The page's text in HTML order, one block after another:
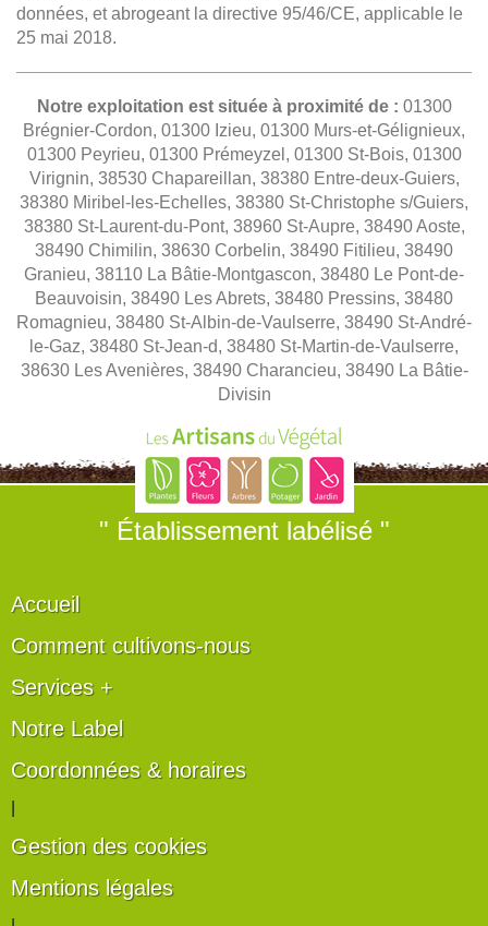
données, et abrogeant la directive 95/46/CE, applicable le
25 mai 2018.
Notre exploitation est située à proximité de : 01300
Brégnier-Cordon, 01300 Izieu, 01300 Murs-et-Gélignieux,
01300 Peyrieu, 01300 Prémeyzel, 01300 St-Bois, 01300
Virignin, 38530 Chapareillan, 38380 Entre-deux-Guiers,
38380 Miribel-les-Echelles, 38380 St-Christophe s/Guiers,
38380 St-Laurent-du-Pont, 38960 St-Aupre, 38490 Aoste,
38490 Chimilin, 38630 Corbelin, 38490 Fitilieu, 38490
Granieu, 38110 La Bâtie-Montgascon, 38480 Le Pont-de-
Beauvoisin, 38490 Les Abrets, 38480 Pressins, 38480
Romagnieu, 38480 St-Albin-de-Vaulserre, 38490 St-André-
le-Gaz, 38480 St-Jean-d, 38480 St-Martin-de-Vaulserre,
38630 Les Avenières, 38490 Charancieu, 38490 La Bâtie-
Divisin
" Établissement labélisé "
Accueil
Comment cultivons-nous
Services +
Notre Label
Coordonnées & horaires
Gestion des cookies
Mentions légales